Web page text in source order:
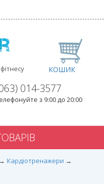
014-3577
з 9:00 до 20:00
КОШИК
Кардіотренажери